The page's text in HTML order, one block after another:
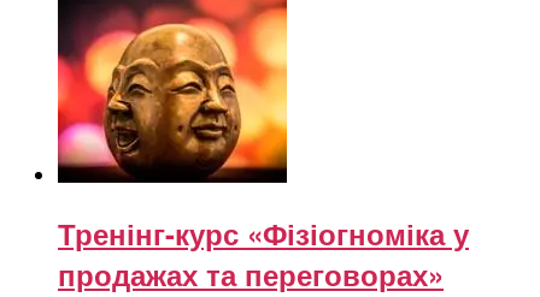
Тренінг-курс «Фізіогноміка у
продажах та переговорах»